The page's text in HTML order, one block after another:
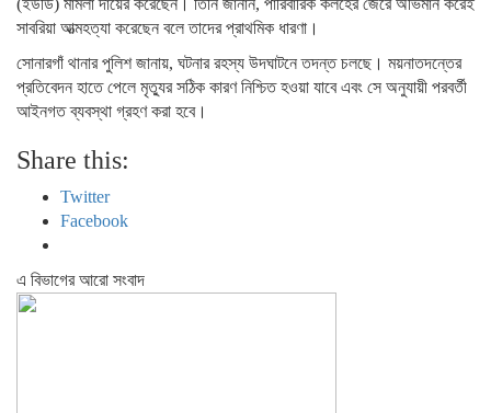
(ইউডি) মামলা দায়ের করেছেন। তিনি জানান, পারিবারিক কলহের জেরে অভিমান করেই
সাবরিয়া আত্মহত্যা করেছেন বলে তাদের প্রাথমিক ধারণা।
সোনারগাঁ থানার পুলিশ জানায়, ঘটনার রহস্য উদঘাটনে তদন্ত চলছে। ময়নাতদন্তের
প্রতিবেদন হাতে পেলে মৃত্যুর সঠিক কারণ নিশ্চিত হওয়া যাবে এবং সে অনুযায়ী পরবর্তী
আইনগত ব্যবস্থা গ্রহণ করা হবে।
Share this:
Twitter
Facebook
এ বিভাগের আরো সংবাদ